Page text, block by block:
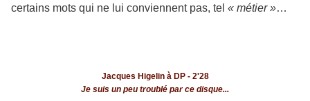
certains mots qui ne lui conviennent pas, tel « métier »…
Jacques Higelin à DP - 2'28
Je suis un peu troublé par ce disque...